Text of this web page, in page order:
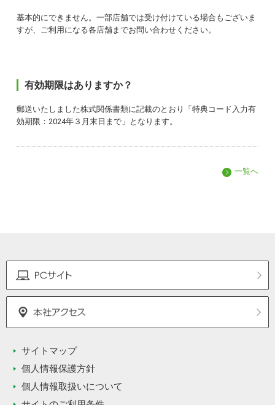
基本的にできません。一部店舗では受け付けている場合もございま
すが、ご利用になる各店舗までお問い合わせください。
有効期限はありますか？
郵送いたしました株式関係書類に記載のとおり「特典コード入力有
効期限：2024年３月末日まで」となります。
一覧へ
サイトマップ
個人情報保護方針
個人情報取扱いについて